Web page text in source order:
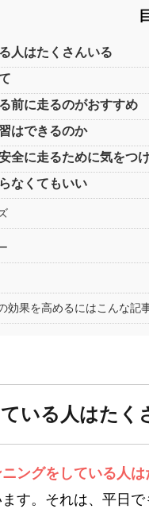
人はたくさんいる
前に走るのがおすすめ
はできるのか
全に走るために気をつ
なくてもいい
効果を高めるにはこんな記
いる人はたく
ングをしている人は
す。それは、平日で